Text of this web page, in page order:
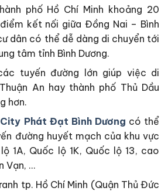
phố Hồ Chí Minh khoảng 20
kết nối giữa Đồng Nai – Bình
dân có thể dễ dàng di chuyển tới
tâm tỉnh Bình Dương.
tuyến đường lớn giúp việc di
An hay thành phố Thủ Dầu
hơn.
Phát Đạt Bình Dương có thể
đường huyết mạch của khu vực
1A, Quốc lộ 1K, Quốc lộ 13, cao
Vạn, …
tp. Hồ Chí Minh (Quận Thủ Đức